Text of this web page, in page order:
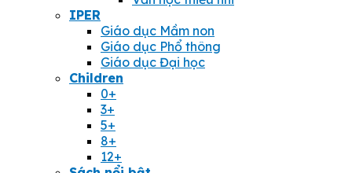
IPER
Giáo dục Mầm non
Giáo dục Phổ thông
Giáo dục Đại học
Children
0+
3+
5+
8+
12+